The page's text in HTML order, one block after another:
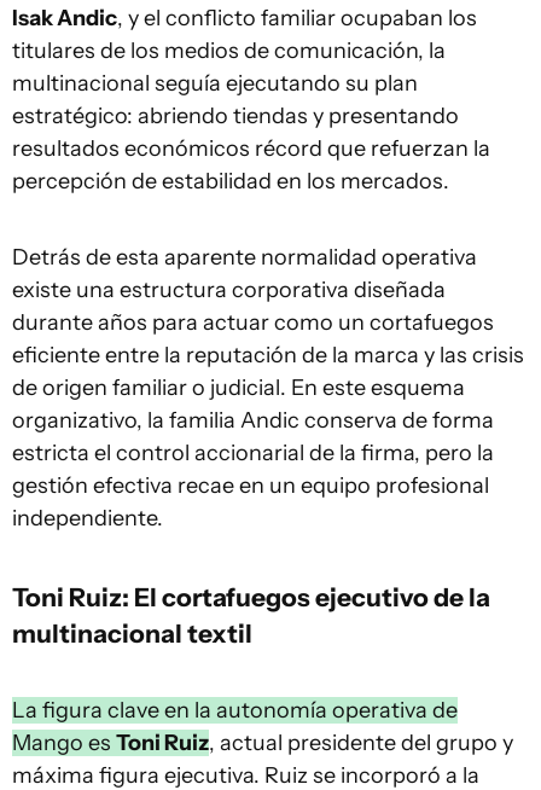
Isak Andic, y el conflicto familiar ocupaban los
titulares de los medios de comunicación, la
multinacional seguía ejecutando su plan
estratégico: abriendo tiendas y presentando
resultados económicos récord que refuerzan la
percepción de estabilidad en los mercados.
Detrás de esta aparente normalidad operativa
existe una estructura corporativa diseñada
durante años para actuar como un cortafuegos
eficiente entre la reputación de la marca y las crisis
de origen familiar o judicial. En este esquema
organizativo, la familia Andic conserva de forma
estricta el control accionarial de la firma, pero la
gestión efectiva recae en un equipo profesional
independiente.
Toni Ruiz: El cortafuegos ejecutivo de la
multinacional textil
La figura clave en la autonomía operativa de
Mango es Toni Ruiz, actual presidente del grupo y
máxima figura ejecutiva. Ruiz se incorporó a la